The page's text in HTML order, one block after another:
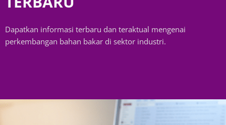
Dapatkan informasi terbaru dan teraktual mengenai
perkembangan bahan bakar di sektor industri.